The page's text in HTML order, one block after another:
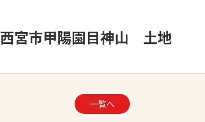
宮市甲陽園目神山 土地
一覧へ